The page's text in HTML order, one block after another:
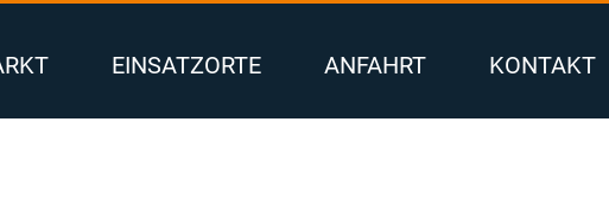
EINSATZORTE ANFAHRT KONTAKT